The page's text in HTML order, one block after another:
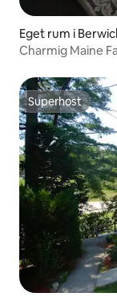
Eget rum i
Charmig Maine
Superhost
Superhost